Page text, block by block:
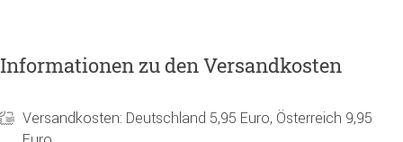
Informationen zu den Versandkosten
Versandkosten: Deutschland 5,95 Euro, Österreich 9,95